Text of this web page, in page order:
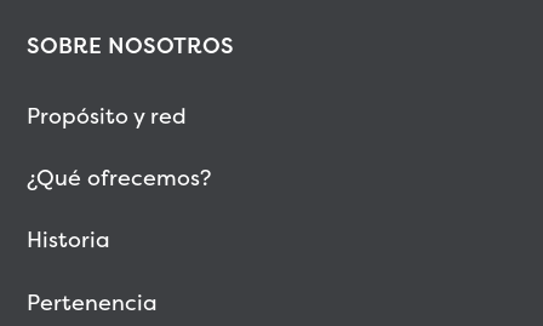
SOBRE NOSOTROS
Propósito y red
¿Qué ofrecemos?
Historia
Pertenencia